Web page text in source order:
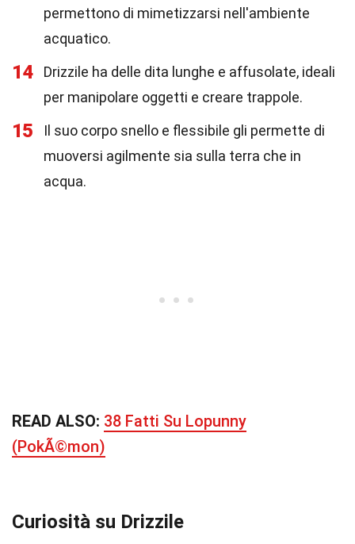
permettono di mimetizzarsi nell'ambiente
acquatico.
14
Drizzile ha delle dita lunghe e affusolate, ideali
per manipolare oggetti e creare trappole.
15
Il suo corpo snello e flessibile gli permette di
muoversi agilmente sia sulla terra che in
acqua.
READ ALSO: 38 Fatti Su Lopunny
(PokÃ©mon)
Curiosità su Drizzile